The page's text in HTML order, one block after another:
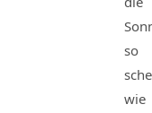
so
wie